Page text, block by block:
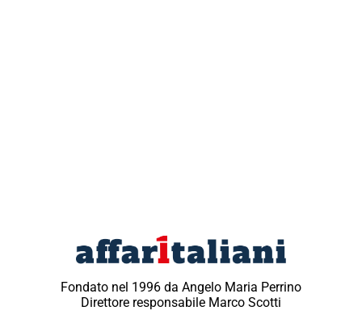
Fondato nel 1996 da Angelo Maria Perrino
Direttore responsabile Marco Scotti